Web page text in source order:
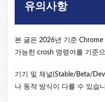
유의사항
본 글은 2026년 기준
가능한 crosh 명령어를 기준
기기 및 채널(Stable/Beta/
나 동작 방식이 다를 수 있습